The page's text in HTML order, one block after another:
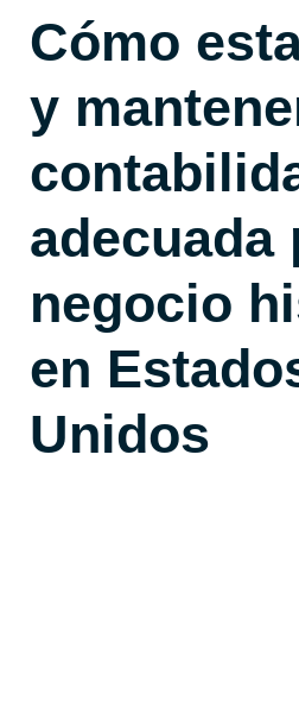
Cómo
y
adecuada
negocio
en
Unidos